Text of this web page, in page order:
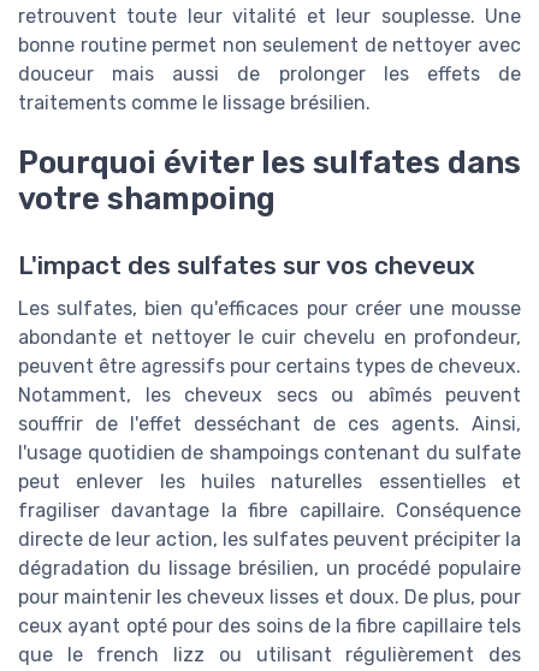
retrouvent toute leur vitalité et leur souplesse. Une
bonne routine permet non seulement de nettoyer avec
douceur mais aussi de prolonger les effets de
traitements comme le lissage brésilien.
Pourquoi éviter les sulfates dans
votre shampoing
L'impact des sulfates sur vos cheveux
Les sulfates, bien qu'efficaces pour créer une mousse
abondante et nettoyer le cuir chevelu en profondeur,
peuvent être agressifs pour certains types de cheveux.
Notamment, les cheveux secs ou abîmés peuvent
souffrir de l'effet desséchant de ces agents. Ainsi,
l'usage quotidien de shampoings contenant du sulfate
peut enlever les huiles naturelles essentielles et
fragiliser davantage la fibre capillaire. Conséquence
directe de leur action, les sulfates peuvent précipiter la
dégradation du lissage brésilien, un procédé populaire
pour maintenir les cheveux lisses et doux. De plus, pour
ceux ayant opté pour des soins de la fibre capillaire tels
que le french lizz ou utilisant régulièrement des